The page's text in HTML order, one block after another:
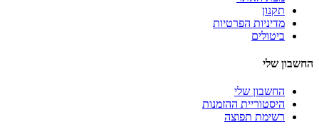
תקנון
מדיניות הפרטיות
ביטולים
החשבון שלי
החשבון שלי
היסטוריית ההזמנות
רשימת תפוצה